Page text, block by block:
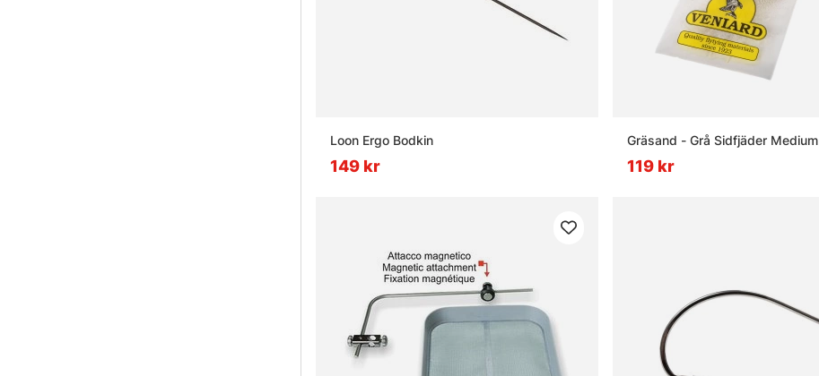
Loon Ergo Bodkin
149 kr
Gräsand - Grå Sidfjäder Medium
119 kr